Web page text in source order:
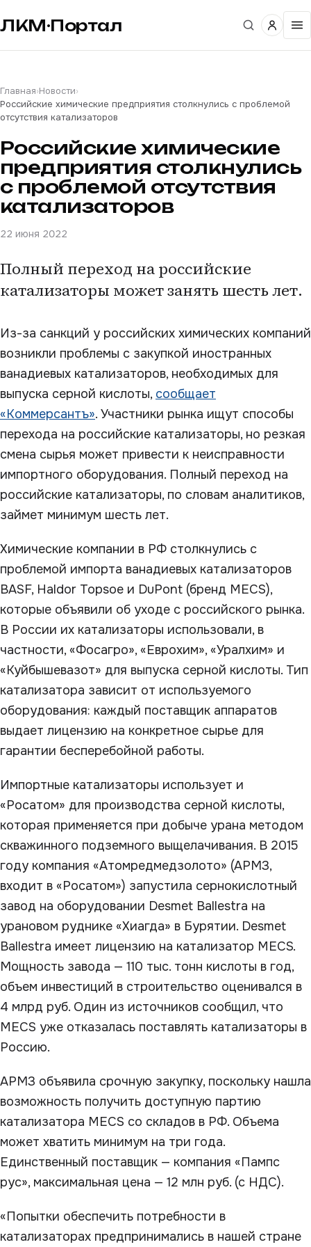
ЛКМ·Портал
Главная›Новости›
Российские химические предприятия столкнулись с проблемой
отсутствия катализаторов
Российские химические
предприятия столкнулись
с проблемой отсутствия
катализаторов
22 июня 2022
Полный переход на российские
катализаторы может занять шесть лет.
Из-за санкций у российских химических компаний
возникли проблемы с закупкой иностранных
ванадиевых катализаторов, необходимых для
выпуска серной кислоты, сообщает
«Коммерсантъ». Участники рынка ищут способы
перехода на российские катализаторы, но резкая
смена сырья может привести к неисправности
импортного оборудования. Полный переход на
российские катализаторы, по словам аналитиков,
займет минимум шесть лет.
Химические компании в РФ столкнулись с
проблемой импорта ванадиевых катализаторов
BASF, Haldor Topsoe и DuPont (бренд MECS),
которые объявили об уходе с российского рынка.
В России их катализаторы использовали, в
частности, «Фосагро», «Еврохим», «Уралхим» и
«Куйбышевазот» для выпуска серной кислоты. Тип
катализатора зависит от используемого
оборудования: каждый поставщик аппаратов
выдает лицензию на конкретное сырье для
гарантии бесперебойной работы.
Импортные катализаторы использует и
«Росатом» для производства серной кислоты,
которая применяется при добыче урана методом
скважинного подземного выщелачивания. В 2015
году компания «Атомредмедзолото» (АРМЗ,
входит в «Росатом») запустила сернокислотный
завод на оборудовании Desmet Ballestra на
урановом руднике «Хиагда» в Бурятии. Desmet
Ballestra имеет лицензию на катализатор MECS.
Мощность завода — 110 тыс. тонн кислоты в год,
объем инвестиций в строительство оценивался в
4 млрд руб. Один из источников сообщил, что
MECS уже отказалась поставлять катализаторы в
Россию.
АРМЗ объявила срочную закупку, поскольку нашла
возможность получить доступную партию
катализатора MECS со складов в РФ. Объема
может хватить минимум на три года.
Единственный поставщик — компания «Пампс
рус», максимальная цена — 12 млн руб. (с НДС).
«Попытки обеспечить потребности в
катализаторах предпринимались в нашей стране